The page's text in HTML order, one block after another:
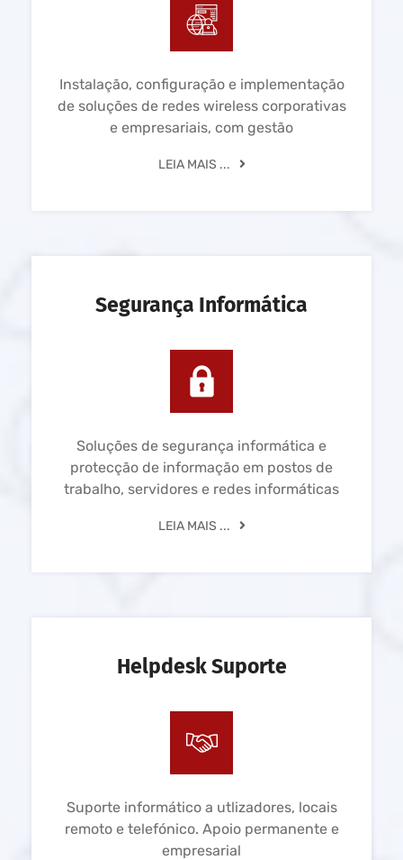
Instalação, configuração e implementação
de soluções de redes wireless corporativas
e empresariais, com gestão
LEIA MAIS ...
Segurança Informática
Soluções de segurança informática e
protecção de informação em postos de
trabalho, servidores e redes informáticas
LEIA MAIS ...
Helpdesk Suporte
Suporte informático a utlizadores, locais
remoto e telefónico. Apoio permanente e
empresarial